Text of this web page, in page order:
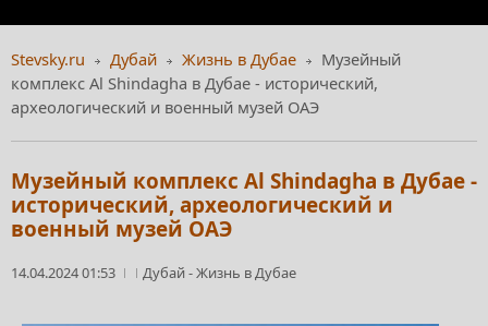
Stevsky.ru Дубай Жизнь в Дубае
Музейный
комплекс Al Shindagha в Дубае - исторический,
археологический и военный музей ОАЭ
Музейный комплекс Al Shindagha в Дубае -
исторический, археологический и
военный музей ОАЭ
14.04.2024 01:53 Дубай-Жизнь в Дубае